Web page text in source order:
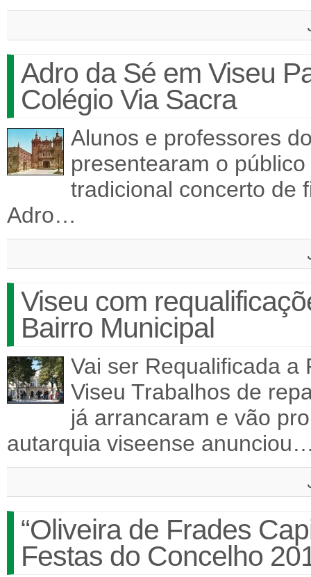
Adro da Sé em Viseu
Colégio Via Sacra
Alunos e professores
presentearam o
tradicional concerto de
Adro…
Viseu com
Bairro Municipal
Vai ser Requalificada a
Viseu Trabalhos de
já arrancaram e vão
autarquia viseense
“Oliveira de Frades
Festas do Concelho